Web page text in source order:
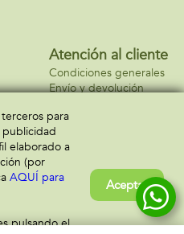
Atención al cliente
Condiciones generales
Envío y devolución
para
publicidad
elaborado a
(por
AQUÍ para
pulsando el
Aceptar